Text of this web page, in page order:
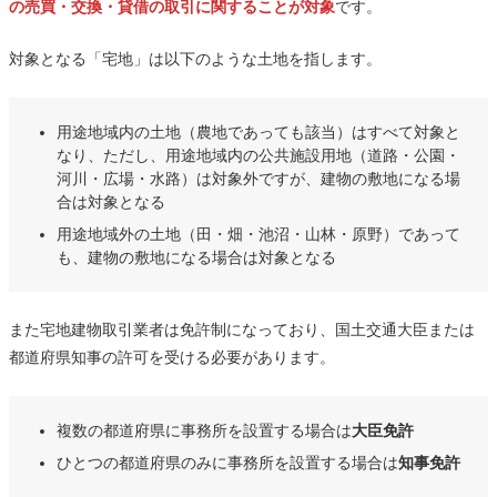
の売買・交換・貸借の取引に関することが対象です。
対象となる「宅地」は以下のような土地を指します。
用途地域内の土地（農地であっても該当）はすべて対象と
なり、ただし、用途地域内の公共施設用地（道路・公園・
河川・広場・水路）は対象外ですが、建物の敷地になる場
合は対象となる
用途地域外の土地（田・畑・池沼・山林・原野）であって
も、建物の敷地になる場合は対象となる
また宅地建物取引業者は免許制になっており、国土交通大臣または
都道府県知事の許可を受ける必要があります。
複数の都道府県に事務所を設置する場合は大臣免許
ひとつの都道府県のみに事務所を設置する場合は知事免許